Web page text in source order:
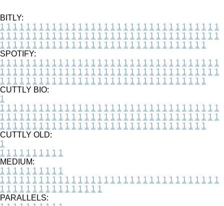
BITLY:
1 1 1 1 1 1 1 1 1 1 1 1 1 1 1 1 1 1 1 1 1 1 1 1 1 1 1 1 1 1 1 1 1 1
1 1 1 1 1 1 1 1 1 1 1 1 1 1 1 1 1 1 1 1 1 1 1 1 1 1 1 1 1 1 1 1 1 1
1 1 1 1 1 1 1 1 1 1 1 1 1 1 1 1 1 1 1 1 1 1 1 1 1 1 1 1 1 1 1 1
SPOTIFY:
1 1 1 1 1 1 1 1 1 1 1 1 1 1 1 1 1 1 1 1 1 1 1 1 1 1 1 1 1 1 1 1 1 1
1 1 1 1 1 1 1 1 1 1 1 1 1 1 1 1 1 1 1 1 1 1 1 1 1 1 1 1 1 1 1 1 1 1
1 1 1 1 1 1 1 1 1 1 1 1 1 1 1 1 1 1 1 1 1 1 1 1 1 1 1 1 1 1 1 1
CUTTLY BIO:
1
1 1 1 1 1 1 1 1 1 1 1 1 1 1 1 1 1 1 1 1 1 1 1 1 1 1 1 1 1 1 1 1 1 1
1 1 1 1 1 1 1 1 1 1 1 1 1 1 1 1 1 1 1 1 1 1 1 1 1 1 1 1 1 1 1 1 1 1
1 1 1 1 1 1 1 1 1 1 1 1 1 1 1 1 1 1 1 1 1 1 1 1 1 1 1 1 1 1 1 1
CUTTLY OLD:
1
1 1 1 1 1 1 1 1 1 1
MEDIUM:
1 1 1 1 1 1 1 1 1 1
1 1 1 1 1 1 1 1 1 1 1 1 1 1 1 1 1 1 1 1 1 1 1 1 1 1 1 1 1 1 1 1 1 1
1 1 1 1 1 1 1 1 1 1 1 1 1 1 1 1
PARALLELS: